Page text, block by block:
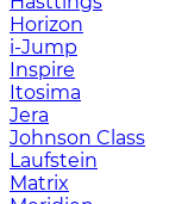
Horizon
i-Jump
Inspire
Itosima
Jera
Johnson Class
Laufstein
Matrix